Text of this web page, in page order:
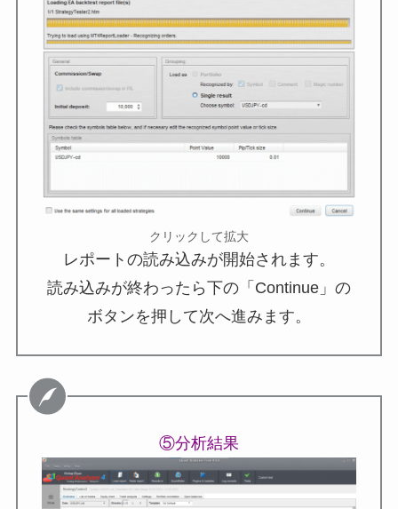
クリックして拡大
レポートの読み込みが開始されます。
読み込みが終わったら下の「Continue」の
ボタンを押して次へ進みます。
⑤分析結果